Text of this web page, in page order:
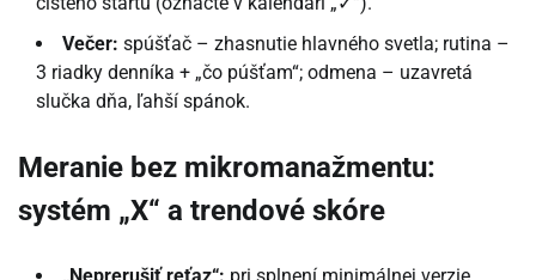
Večer: spúšťač – zhasnutie hlavného svetla; rutina –
3 riadky denníka + „čo púšťam“; odmena – uzavretá
slučka dňa, ľahší spánok.
Meranie bez mikromanažmentu:
systém „X“ a trendové skóre